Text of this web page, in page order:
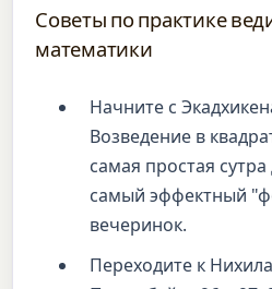
Советы по практике
математики
Начните с
Возведение в
самая простая
самый эффектный
вечеринок.
Переходите к